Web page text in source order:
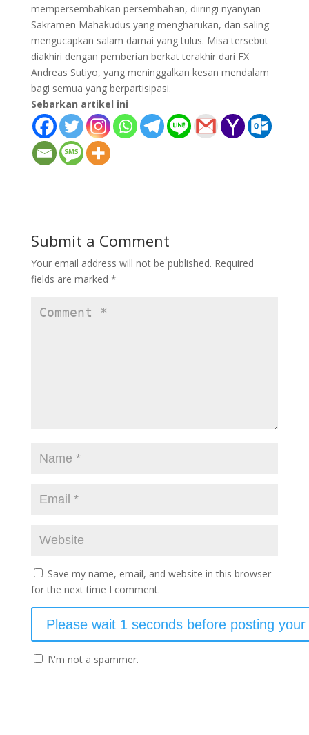
mempersembahkan persembahan, diiringi nyanyian
Sakramen Mahakudus yang mengharukan, dan saling
mengucapkan salam damai yang tulus. Misa tersebut
diakhiri dengan pemberian berkat terakhir dari FX
Andreas Sutiyo, yang meninggalkan kesan mendalam
bagi semua yang berpartisipasi.
Sebarkan artikel ini
Submit a Comment
Your email address will not be published. Required
fields are marked *
Save my name, email, and website in this browser
for the next time I comment.
I\'m not a spammer.